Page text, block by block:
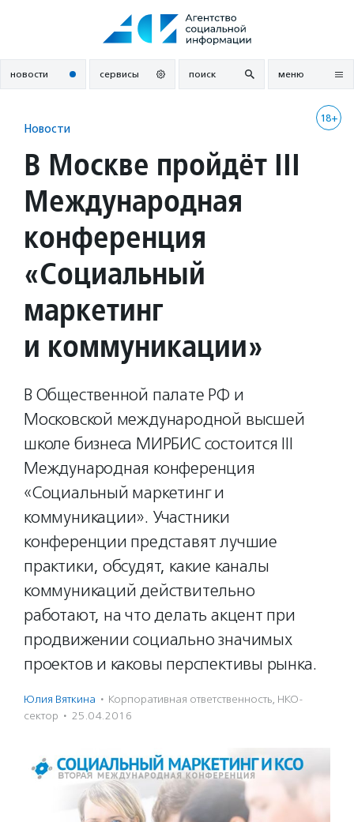
новости сервисы поиск меню
18+
Новости
В Москве пройдёт III
Международная
конференция
«Социальный
маркетинг
и коммуникации»
В Общественной палате РФ и
Московской международной высшей
школе бизнеса МИРБИС состоится III
Международная конференция
«Социальный маркетинг и
коммуникации». Участники
конференции представят лучшие
практики, обсудят, какие каналы
коммуникаций действительно
работают, на что делать акцент при
продвижении социально значимых
проектов и каковы перспективы рынка.
Юлия Вяткина · Корпоративная ответственность, НКО-
сектор · 25.04.2016